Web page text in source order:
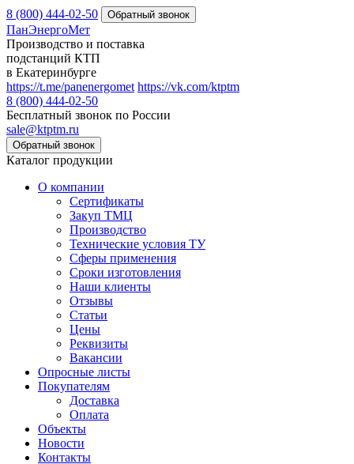
8 (800) 444-02-50
ПанЭнергоМет
Производство и поставка
подстанций КТП
в Екатеринбурге
https://t.me/panenergomet https://vk.com/ktptm
8 (800) 444-02-50
Бесплатный звонок по России
sale@ktptm.ru
Каталог продукции
О компании
Сертификаты
Закуп ТМЦ
Производство
Технические условия ТУ
Сферы применения
Сроки изготовления
Наши клиенты
Отзывы
Статьи
Цены
Реквизиты
Вакансии
Опросные листы
Покупателям
Доставка
Оплата
Объекты
Новости
Контакты